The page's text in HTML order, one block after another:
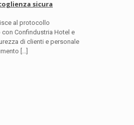
sicura
al protocollo
Confindustria Hotel e
di clienti e personale
[…]